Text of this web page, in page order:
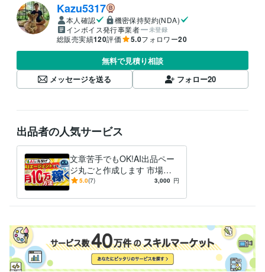
Kazu5317
本人確認
機密保持契約(NDA)
インボイス発行事業者
未登録
総販売実績120評価 5.0フォロワー20
無料で見積り相談
メッセージを送る
フォロー20
出品者の人気サービス
文章苦手でもOK!AI出品ペー
ジ丸ごと作成します 市場調
査→タイトル→説明文→画像
5.0(7) 3,000 円